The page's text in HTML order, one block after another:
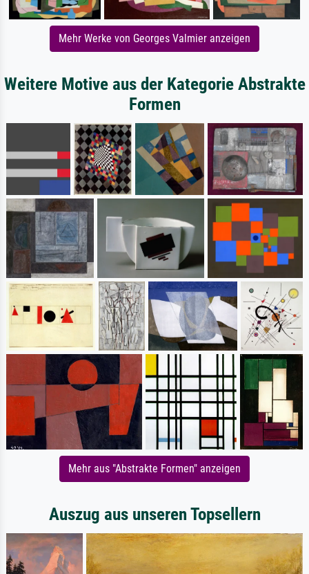
Mehr Werke von Georges Valmier anzeigen
Weitere Motive aus der Kategorie Abstrakte
Formen
Mehr aus "Abstrakte Formen" anzeigen
Auszug aus unseren Topsellern